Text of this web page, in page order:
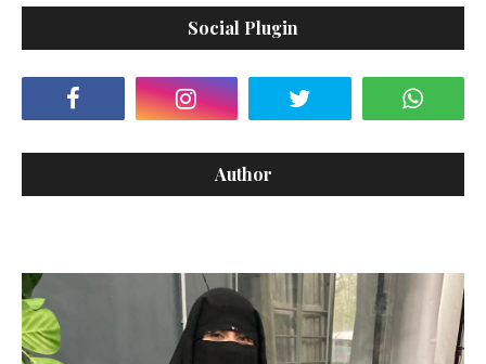
Social Plugin
Author